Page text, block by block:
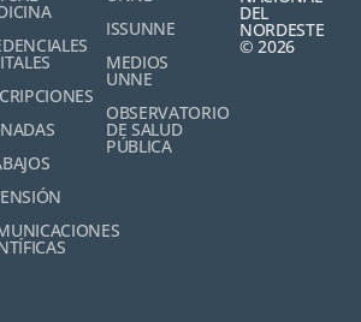
ISSUNNE
MEDIOS
UNNE
OBSERVATORIO
DE SALUD
PÚBLICA
DEL
NORDESTE
© 2026